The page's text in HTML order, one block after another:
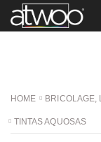
HOME BRICOLAGE,
TINTAS AQUOSAS